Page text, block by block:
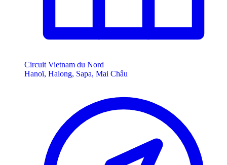
Circuit Vietnam du Nord
Hanoï, Halong, Sapa, Mai Châu